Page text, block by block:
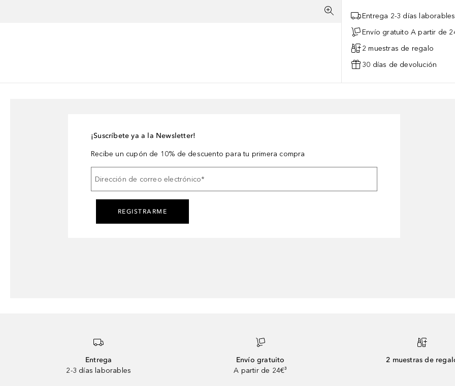
Entrega 2-3 días laborables
Envío gratuito A partir de
2 muestras de regalo
30 días de devolución
¡Suscríbete ya a la Newsletter!
Recibe un cupón de 10% de descuento para tu primera compra
Dirección de correo electrónico*
REGISTRARME
Entrega
2-3 días laborables
Envío gratuito
A partir de 24€³
2 muestras de